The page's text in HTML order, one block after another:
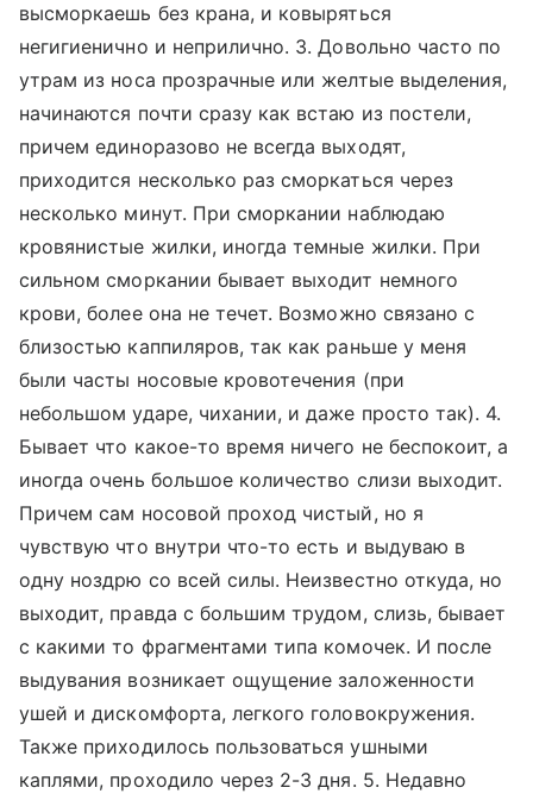
высморкаешь без крана, и ковыряться
негигиенично и неприлично. 3. Довольно часто по
утрам из носа прозрачные или желтые выделения,
начинаются почти сразу как встаю из постели,
причем единоразово не всегда выходят,
приходится несколько раз сморкаться через
несколько минут. При сморкании наблюдаю
кровянистые жилки, иногда темные жилки. При
сильном сморкании бывает выходит немного
крови, более она не течет. Возможно связано с
близостью каппиляров, так как раньше у меня
были часты носовые кровотечения (при
небольшом ударе, чихании, и даже просто так). 4.
Бывает что какое-то время ничего не беспокоит, а
иногда очень большое количество слизи выходит.
Причем сам носовой проход чистый, но я
чувствую что внутри что-то есть и выдуваю в
одну ноздрю со всей силы. Неизвестно откуда, но
выходит, правда с большим трудом, слизь, бывает
с какими то фрагментами типа комочек. И после
выдувания возникает ощущение заложенности
ушей и дискомфорта, легкого головокружения.
Также приходилось пользоваться ушными
каплями, проходило через 2-3 дня. 5. Недавно